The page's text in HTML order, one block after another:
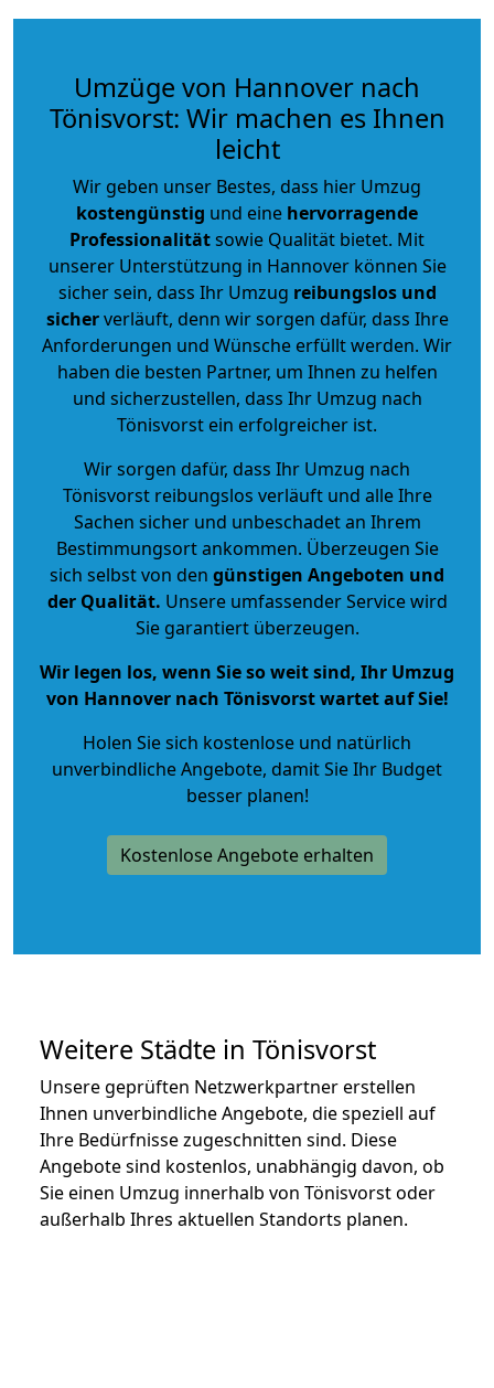
Umzüge von Hannover nach
Tönisvorst: Wir machen es Ihnen
leicht
Wir geben unser Bestes, dass hier Umzug
kostengünstig und eine hervorragende
Professionalitätsowie Qualität bietet. Mit
unserer Unterstützung in Hannover können Sie
sicher sein, dass Ihr Umzug reibungslos und
sicherverläuft, denn wir sorgen dafür, dass Ihre
Anforderungen und Wünsche erfüllt werden. Wir
haben die besten Partner, um Ihnen zu helfen
und sicherzustellen, dass Ihr Umzug nach
Tönisvorst ein erfolgreicher ist.
Wir sorgen dafür, dass Ihr Umzug nach
Tönisvorst reibungslos verläuft und alle Ihre
Sachen sicher und unbeschadet an Ihrem
Bestimmungsort ankommen. Überzeugen Sie
sich selbst von den günstigen Angeboten und
der Qualität. Unsere umfassender Service wird
Sie garantiert überzeugen.
Wir legen los, wenn Sie so weit sind, Ihr Umzug
von Hannover nach Tönisvorst wartet auf Sie!
Holen Sie sich kostenlose und natürlich
unverbindliche Angebote, damit Sie Ihr Budget
besser planen!
Kostenlose Angebote erhalten
Weitere Städte in Tönisvorst
Unsere geprüften Netzwerkpartner erstellen
Ihnen unverbindliche Angebote, die speziell auf
Ihre Bedürfnisse zugeschnitten sind. Diese
Angebote sind kostenlos, unabhängig davon, ob
Sie einen Umzug innerhalb von Tönisvorst oder
außerhalb Ihres aktuellen Standorts planen.